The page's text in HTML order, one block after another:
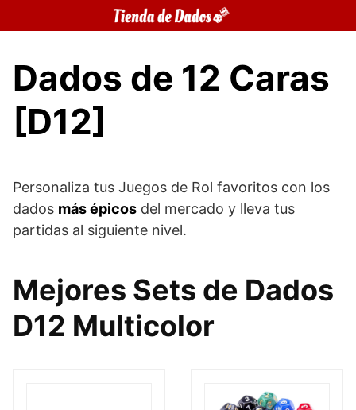
al
Dados de 12 Caras
[D12]
Personaliza tus Juegos de Rol favoritos con los
dados más épicos del mercado y lleva tus
partidas al siguiente nivel.
Mejores Sets de Dados
D12 Multicolor